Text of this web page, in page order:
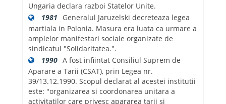
Ungaria declara razboi Statelor Unite.
1981
Generalul Jaruzelski decreteaza legea
martiala in Polonia. Masura era luata ca urmare a
amplelor manifestari sociale organizate de
sindicatul "Solidaritatea.".
1990 A fost infiintat Consiliul Suprem de
Aparare a Tarii (CSAT), prin Legea nr.
39/13.12.1990. Scopul declarat al acestei institutii
este: "organizarea si coordonarea unitara a
activitatilor care privesc apararea tarii si